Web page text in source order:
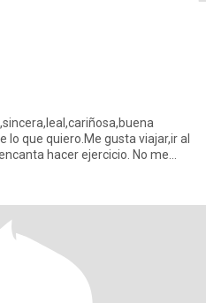
que quiero.Me gusta viajar,ir al
hacer ejercicio. No me